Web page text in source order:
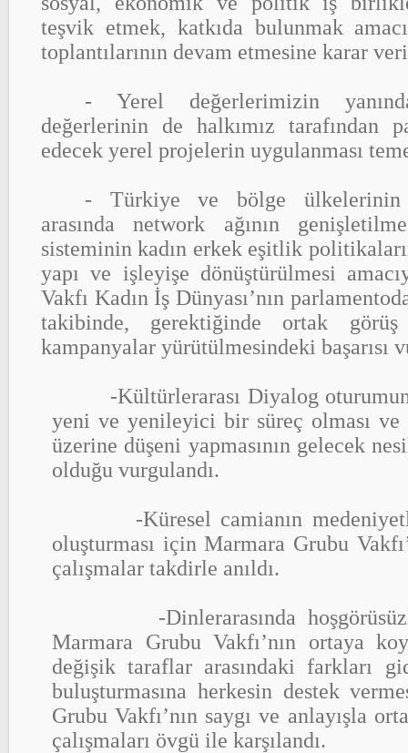
teşvik etmek, katkıda bulunmak
toplantılarının devam etmesine karar
- Yerel değerlerimizin
değerlerinin de halkımız tarafından
edecek yerel projelerin uygulanması
- Türkiye ve bölge ülkelerinin
arasında network ağının
sisteminin kadın erkek eşitlik
yapı ve işleyişe dönüştürülmesi
Vakfı Kadın İş Dünyası’nın
takibinde, gerektiğinde ortak
kampanyalar yürütülmesindeki başarısı
-Kültürlerarası Diyalog
yeni ve yenileyici bir süreç olması
üzerine düşeni yapmasının gelecek
olduğu vurgulandı.
-Küresel camianın
oluşturması için Marmara Grubu
çalışmalar takdirle anıldı.
-Dinlerarasında
Marmara Grubu Vakfı’nın ortaya
değişik taraflar arasındaki farkları
buluşturmasına herkesin destek
Grubu Vakfı’nın saygı ve anlayışla
çalışmaları övgü ile karşılandı.